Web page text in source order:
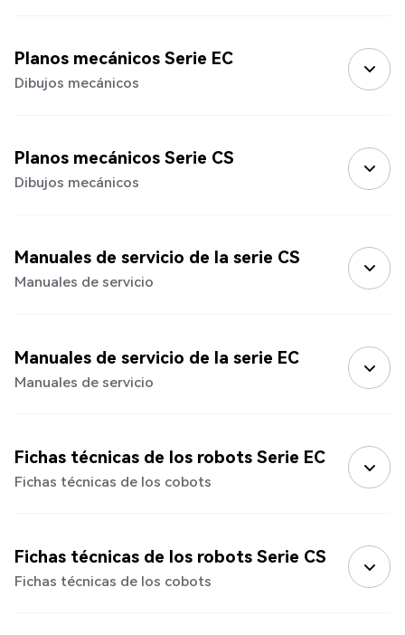
Planos mecánicos Serie EC
Dibujos mecánicos
Planos mecánicos Serie CS
Dibujos mecánicos
Manuales de servicio de la serie CS
Manuales de servicio
Manuales de servicio de la serie EC
Manuales de servicio
Fichas técnicas de los robots Serie EC
Fichas técnicas de los cobots
Fichas técnicas de los robots Serie CS
Fichas técnicas de los cobots